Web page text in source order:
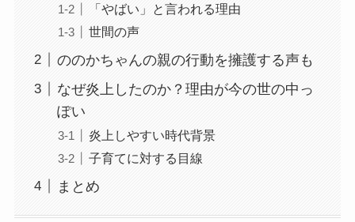
「やばい」と言われる理由
世間の声
ののかちゃんの親の行動を擁護する声も
なぜ炎上したのか？理由が今の世の中っ
ぽい
炎上しやすい時代背景
子育てに対する目線
まとめ